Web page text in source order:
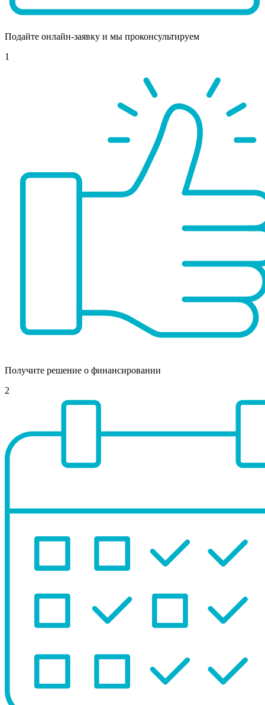
Подайте онлайн-заявку и мы проконсультируем
1
Получите решение о финансировании
2